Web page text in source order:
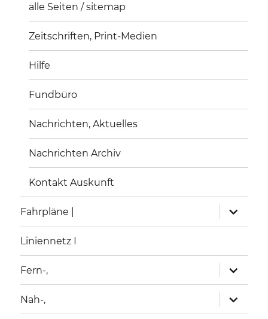
alle Seiten / sitemap
Zeitschriften, Print-Medien
Hilfe
Fundbüro
Nachrichten, Aktuelles
Nachrichten Archiv
Kontakt Auskunft
Fahrpläne |
anzeigen
anzeigen
Liniennetz I
Fern-,
anzeigen
anzeigen
Nah-,
anzeigen
anzeigen